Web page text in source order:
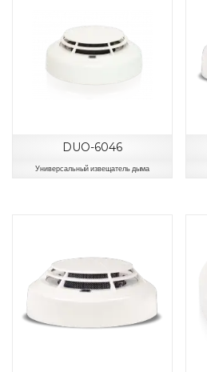
DUO-6046
Универсальный извещатель дыма